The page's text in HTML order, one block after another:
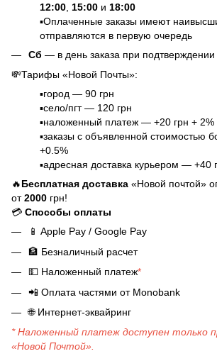
12:00 15:00 и 18:00
▪️Оплаченные заказы имеют
отправляются в первую очередь
Сб — в день заказа при подтверждении
💸Тарифы «Новой Почты»:
▪️город — 90 грн
▪️село/пгт — 120 грн
▪️наложенный платеж — +20 грн +
▪️заказы с объявленной стоимостью
+0.5%
▪️адресная доставка курьером — +40
🔥Бесплатная доставка «Новой почтой»
от2000 грн!
💳 Способы оплаты
📱 Apple Pay / Google Pay
🏦 Безналичный расчет
💵 Наложенный платеж*
📲 Оплата частями от Monobank
🌐Интернет-эквайринг
* Наложенный платеж доступен только
«Новой Почтой».